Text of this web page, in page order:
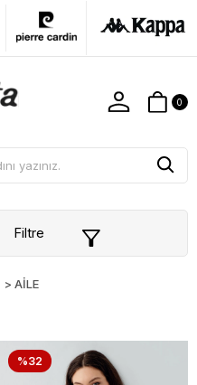
0
Filtre
> AİLE
%32